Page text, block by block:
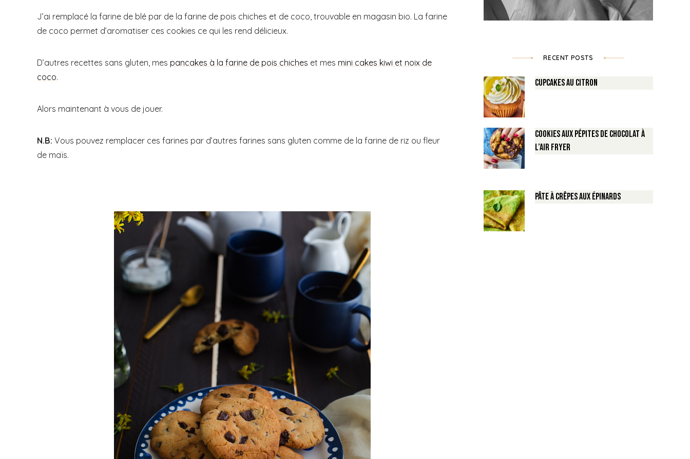
J’ai remplacé la farine de blé par de la farine de pois chiches et de coco, trouvable en magasin bio. La farine
de coco permet d’aromatiser ces cookies ce qui les rend délicieux.
D’autres recettes sans gluten, mes pancakes à la farine de pois chiches et mes mini cakes kiwi et noix de
coco.
Alors maintenant à vous de jouer.
N.B: Vous pouvez remplacer ces farines par d’autres farines sans gluten comme de la farine de riz ou fleur
de maïs.
RECENT POSTS
Cupcakes au Citron
Cookies aux pépites de Chocolat à
l’air fryer
Pâte à crêpes aux épinards